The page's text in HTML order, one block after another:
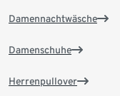
Damennachtwäsche
Damenschuhe
Herrenpullover